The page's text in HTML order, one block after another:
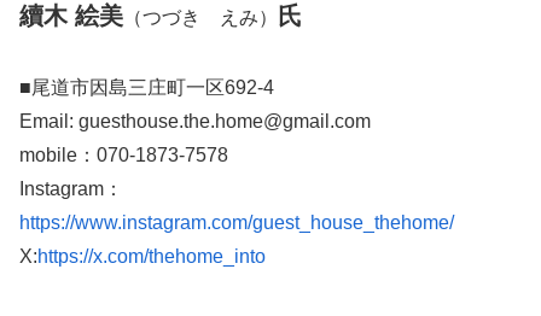
續木 絵美 （つづき えみ） 氏
■尾道市因島三庄町一区692-4
Email: guesthouse.the.home@gmail.com
mobile：070-1873-7578
Instagram：
https://www.instagram.com/guest_house_thehome/
X:https://x.com/thehome_into